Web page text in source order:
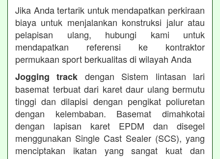
Jika Anda tertarik untuk mendapatkan perkiraan
biaya untuk menjalankan konstruksi jalur atau
pelapisan ulang, hubungi kami untuk
mendapatkan referensi ke kontraktor
permukaan sport berkualitas di wilayah Anda
Jogging track dengan Sistem lintasan lari
basemat terbuat dari karet daur ulang bermutu
tinggi dan dilapisi dengan pengikat poliuretan
dengan kelembaban. Basemat dimahkotai
dengan lapisan karet EPDM dan disegel
menggunakan Single Cast Sealer (SCS), yang
menciptakan ikatan yang sangat kuat dan